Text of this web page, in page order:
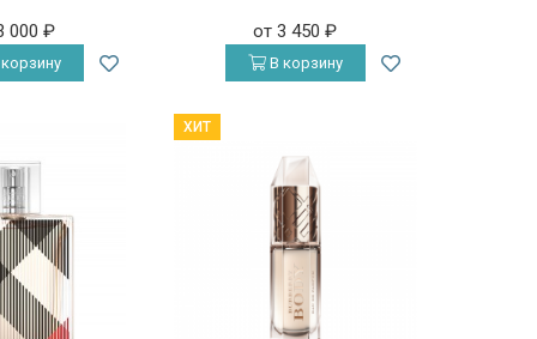
000₽ от 3 450₽
В корзину
ХИТ